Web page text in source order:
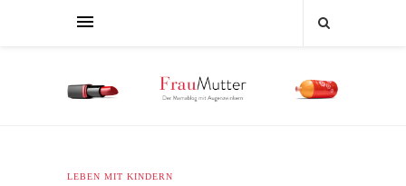
LEBEN MIT KINDERN